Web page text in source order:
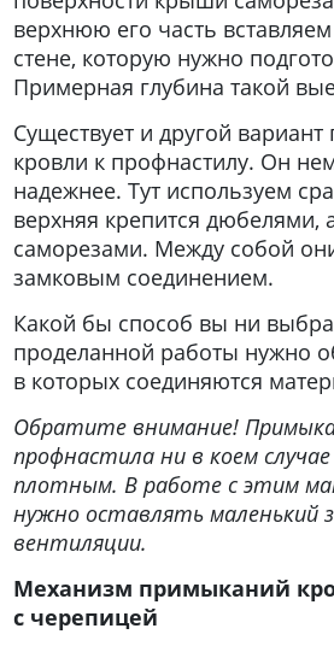
верхнюю его часть
стене, которую нужно
Примерная глубина такой
Существует и другой
кровли к профнастилу. Он
надежнее. Тут используем
верхняя крепится
саморезами. Между собой
замковым соединением.
Какой бы способ вы ни
проделанной работы нужно
в которых соединяются
Обратите внимание!
профнастила ни в коем
плотным. В работе с этим
нужно оставлять маленький
вентиляции.
Механизм примыканий
с черепицей